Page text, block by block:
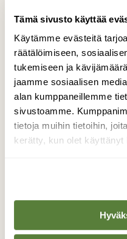
Tämä sivusto käyttää
Käytämme evästeitä
räätälöimiseen,
tukemiseen ja
jaamme sosiaalisen
alan kumppaneillemme
sivustoamme.
tietoja muihin tietoihin,
kerätty, kun olet käyttänyt
Komeita
Lupiinit komeita